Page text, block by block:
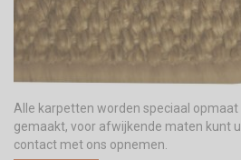
Alle karpetten worden speciaal opmaat
gemaakt, voor afwijkende maten kunt u
contact met ons opnemen.